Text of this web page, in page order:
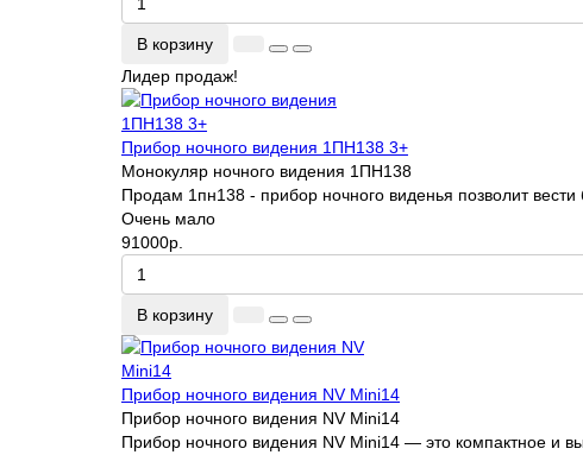
В корзину
Лидер продаж!
Прибор ночного видения 1ПН138 3+
Монокуляр ночного видения 1ПН138
Пpoдам 1пн138 - пpибоp нoчнoго виденья позволит
Очень мало
91000р.
В корзину
Прибор ночного видения NV Mini14
Прибор ночного видения NV Mini14
Прибор ночного видения NV Mini14 — это компактное и